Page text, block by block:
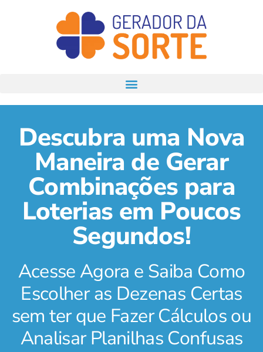
Descubra uma Nova
Maneira de Gerar
Combinações para
Loterias em Poucos
Segundos!
Acesse Agora e Saiba Como
Escolher as Dezenas Certas
sem ter que Fazer Cálculos ou
Analisar Planilhas Confusas